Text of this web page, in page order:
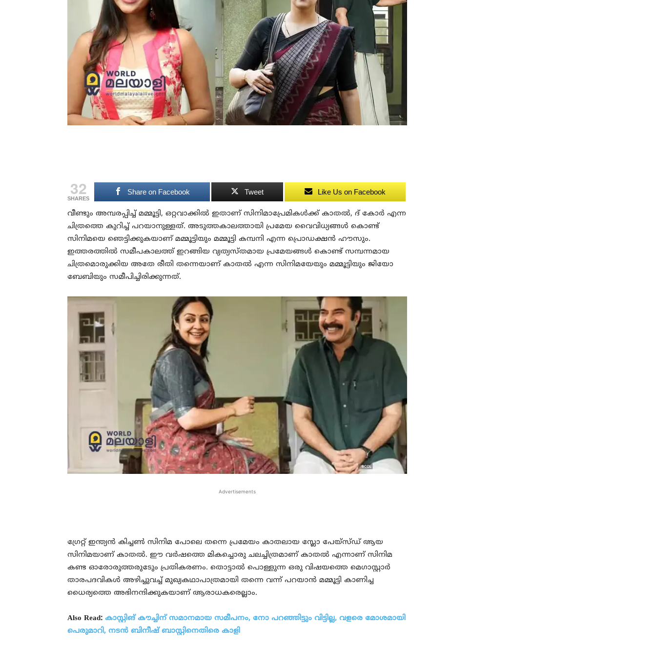
32
SHARES
Share on Facebook Tweet Like Us on Facebook
വീണ്ടും അമ്പരപ്പിച്ച് മമ്മൂട്ടി, ഒറ്റവാക്കില്‍ ഇതാണ് സിനിമാപ്രേമികള്‍ക്ക് കാതല്‍, ദ് കോര്‍ എന്ന
ചിത്രത്തെ കുറിച്ച് പറയാനുള്ളത്. അടുത്തകാലത്തായി പ്രമേയ വൈവിധ്യങ്ങള്‍ കൊണ്ട്
സിനിമയെ ഞെട്ടിക്കുകയാണ് മമ്മൂട്ടിയും മമ്മൂട്ടി കമ്പനി എന്ന പ്രൊഡക്ഷന്‍ ഹൗസും.
ഇത്തരത്തില്‍ സമീപകാലത്ത് ഇറങ്ങിയ വ്യത്യസ്തമായ പ്രമേയങ്ങള്‍ കൊണ്ട് സമ്പന്നമായ
ചിത്രമൊരുക്കിയ അതേ രീതി തന്നെയാണ് കാതല്‍ എന്ന സിനിമയേയും മമ്മൂട്ടിയും ജിയോ
ബേബിയും സമീപിച്ചിരിക്കുന്നത്.
Advertisements
ഗ്രേറ്റ് ഇന്ത്യന്‍ കിച്ചണ്‍ സിനിമ പോലെ തന്നെ പ്രമേയം കാതലായ സ്ലോ പേയ്‌സ്ഡ് ആയ
സിനിമയാണ് കാതല്‍. ഈ വര്‍ഷത്തെ മികച്ചൊരു ചലച്ചിത്രമാണ് കാതല്‍ എന്നാണ് സിനിമ
കണ്ട ഓരോരുത്തരുടേും പ്രതികരണം. തൊട്ടാല്‍ പൊള്ളുന്ന ഒരു വിഷയത്തെ മെഗാസ്റ്റാര്‍
താരപദവികള്‍ അഴിച്ചുവച്ച് മുഖ്യകഥാപാത്രമായി തന്നെ വന്ന് പറയാന്‍ മമ്മൂട്ടി കാണിച്ച
ധൈര്യത്തെ അഭിനന്ദിക്കുകയാണ് ആരാധകരെല്ലാം.
Also Read: കാസ്റ്റിങ് കൗച്ചിന് സമാനമായ സമീപനം, നോ പറഞ്ഞിട്ടും വിട്ടില്ല, വളരെ മോശമായി
പെരുമാറി, നടന്‍ ബിനീഷ് ബാസ്റ്റിനെതിരെ കാളി